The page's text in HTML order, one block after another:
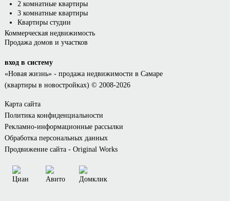
2 комнатные квартиры
3 комнатные квартиры
Квартиры студии
Коммерческая недвижимость
Продажа домов и участков
вход в систему
«Новая жизнь»- продажа недвижимости в Самаре
(квартиры в новостройках) © 2008-2026
Карта сайта
Политика конфиденциальности
Рекламно-информационные рассылки
Обработка персональных данных
Продвижение сайта - Original Works